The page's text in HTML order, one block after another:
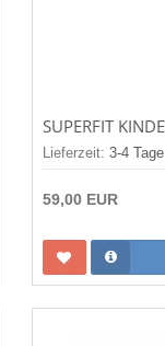
Lieferzeit: 3-4 Tage
59,00 EUR